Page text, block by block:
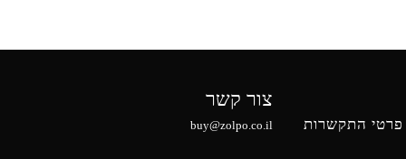
פרטי התקשרות
צור קשר
buy@zolpo.co.il